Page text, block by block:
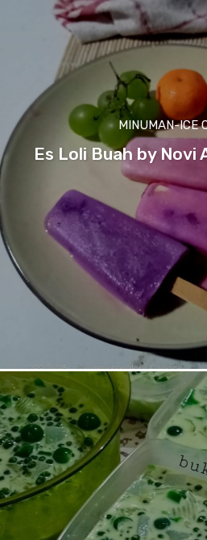
MINUMAN-ICE
Es Loli Buah by Novi